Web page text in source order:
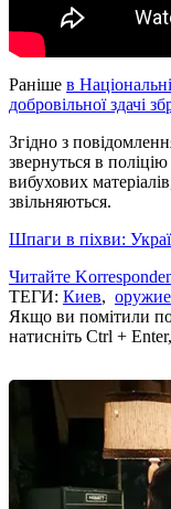
Раніше в
добровільної здачі
Згідно з
звернуться в поліцію
вибухових
звільняються.
Шпаги в піхви:
Читайте
ТЕГИ: Киев, оружие
Якщо ви помітили
натисніть Ctrl +